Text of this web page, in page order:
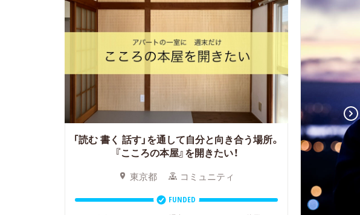
「読む 書く 話す」を通して自分と向き合う場所。
『こころの本屋』を開きたい！
東京都 コミュニティ
FUNDED